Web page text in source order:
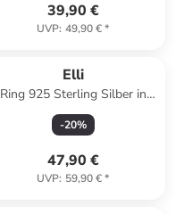
39,90 €
UVP: 49,90 €*
Elli
Ring 925 Sterling Silber in
Silber
-20%
47,90 €
UVP: 59,90 €*